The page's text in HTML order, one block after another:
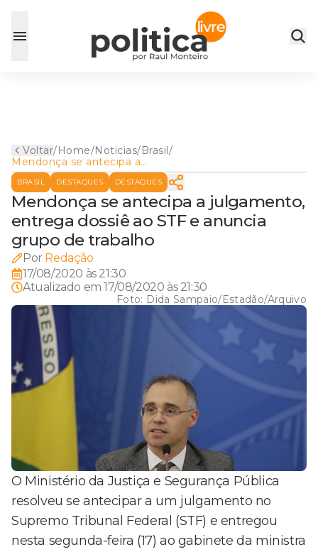
Voltar/Home/Noticias/Brasil/
Mendonça se antecipa a
julgamento, entrega dossiê
ao STF e anuncia grupo de
trabalho
BRASIL DESTAQUES DESTAQUES
Mendonça se antecipa a julgamento,
entrega dossiê ao STF e anuncia
grupo de trabalho
Por Redação
17/08/2020 às 21:30
Atualizado em17/08/2020 às 21:30
Foto: Dida Sampaio/Estadão/Arquivo
O Ministério da Justiça e Segurança Pública
resolveu se antecipar a um julgamento no
Supremo Tribunal Federal (STF) e entregou
nesta segunda-feira (17) ao gabinete da ministra